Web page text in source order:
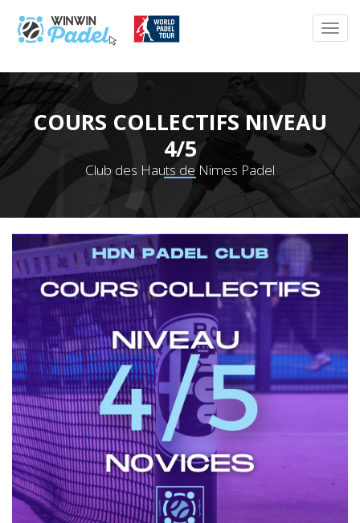
COURS COLLECTIFS NIVEAU
4/5
Club des Hauts de Nimes Padel